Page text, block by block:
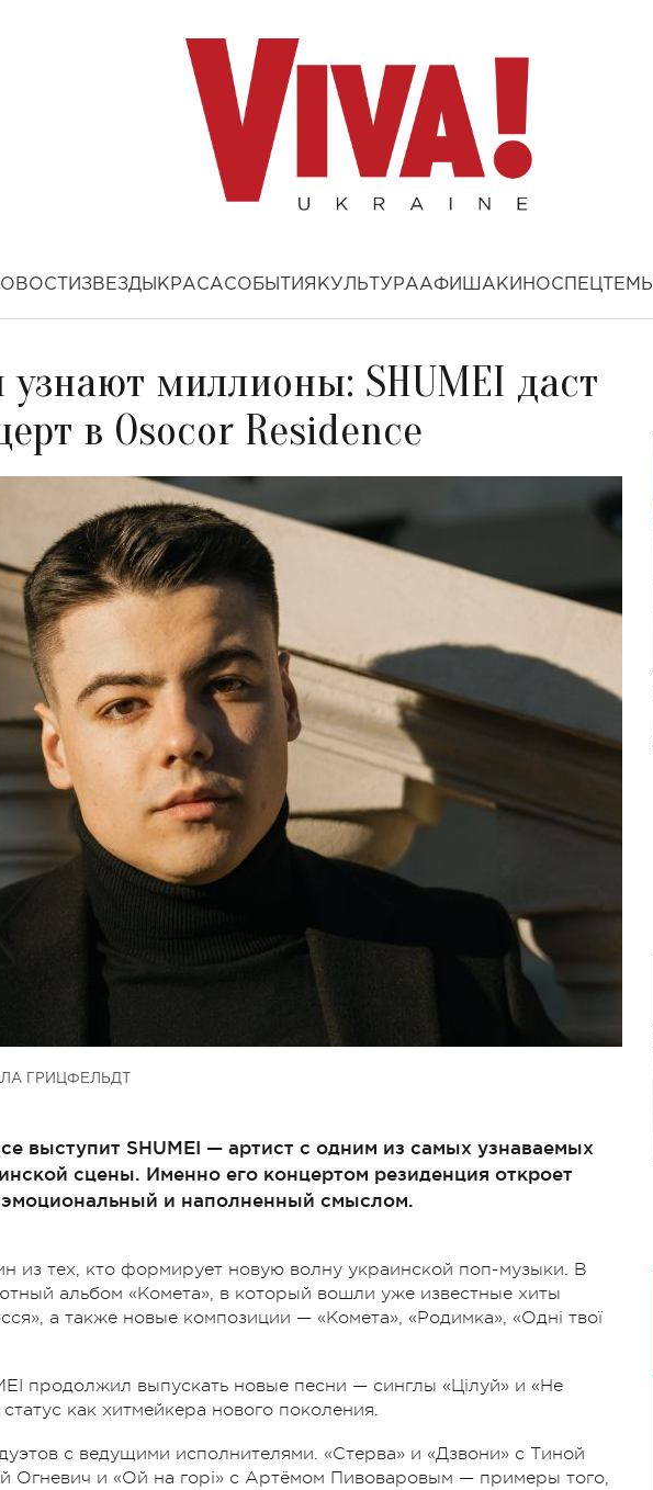
ЗВЕЗДЫ КРАСАСОБЫТИЯ КУЛЬТУРААФИША КИНОСПЕЦТЕМЫ
узнают миллионы: SHUMEI даст
в Osocor Residence
ГРИЦФЕЛЬДТ
выступит SHUMEI — артист с одним из самых узнаваемых
сцены. Именно его концертом резиденция откроет
и наполненный смыслом.
из тех, кто формирует новую волну украинской поп-музыки. В
альбом «Комета», в который вошли уже известные хиты
а также новые композиции — «Комета», «Родимка», «Одні твої
продолжил выпускать новые песни — синглы «Цілуй» и «Не
как хитмейкера нового поколения.
с ведущими исполнителями. «Стерва» и «Дзвони» с Тиной
Огневич и «Ой на горі» с Артёмом Пивоваровым — примеры того,